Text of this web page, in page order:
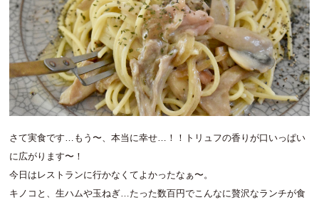
さて実食です…もう〜、本当に幸せ…！！トリュフの香りが口いっぱい
に広がります〜！
今日はレストランに行かなくてよかったなぁ〜。
キノコと、生ハムや玉ねぎ…たった数百円でこんなに贅沢なランチが食